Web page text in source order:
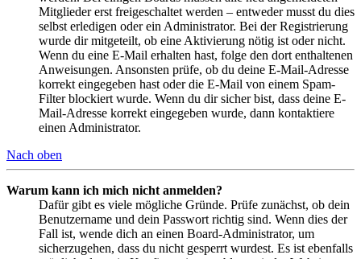
Mitglieder erst freigeschaltet werden – entweder musst du dies
selbst erledigen oder ein Administrator. Bei der Registrierung
wurde dir mitgeteilt, ob eine Aktivierung nötig ist oder nicht.
Wenn du eine E-Mail erhalten hast, folge den dort enthaltenen
Anweisungen. Ansonsten prüfe, ob du deine E-Mail-Adresse
korrekt eingegeben hast oder die E-Mail von einem Spam-
Filter blockiert wurde. Wenn du dir sicher bist, dass deine E-
Mail-Adresse korrekt eingegeben wurde, dann kontaktiere
einen Administrator.
Nach oben
Warum kann ich mich nicht anmelden?
Dafür gibt es viele mögliche Gründe. Prüfe zunächst, ob dein
Benutzername und dein Passwort richtig sind. Wenn dies der
Fall ist, wende dich an einen Board-Administrator, um
sicherzugehen, dass du nicht gesperrt wurdest. Es ist ebenfalls